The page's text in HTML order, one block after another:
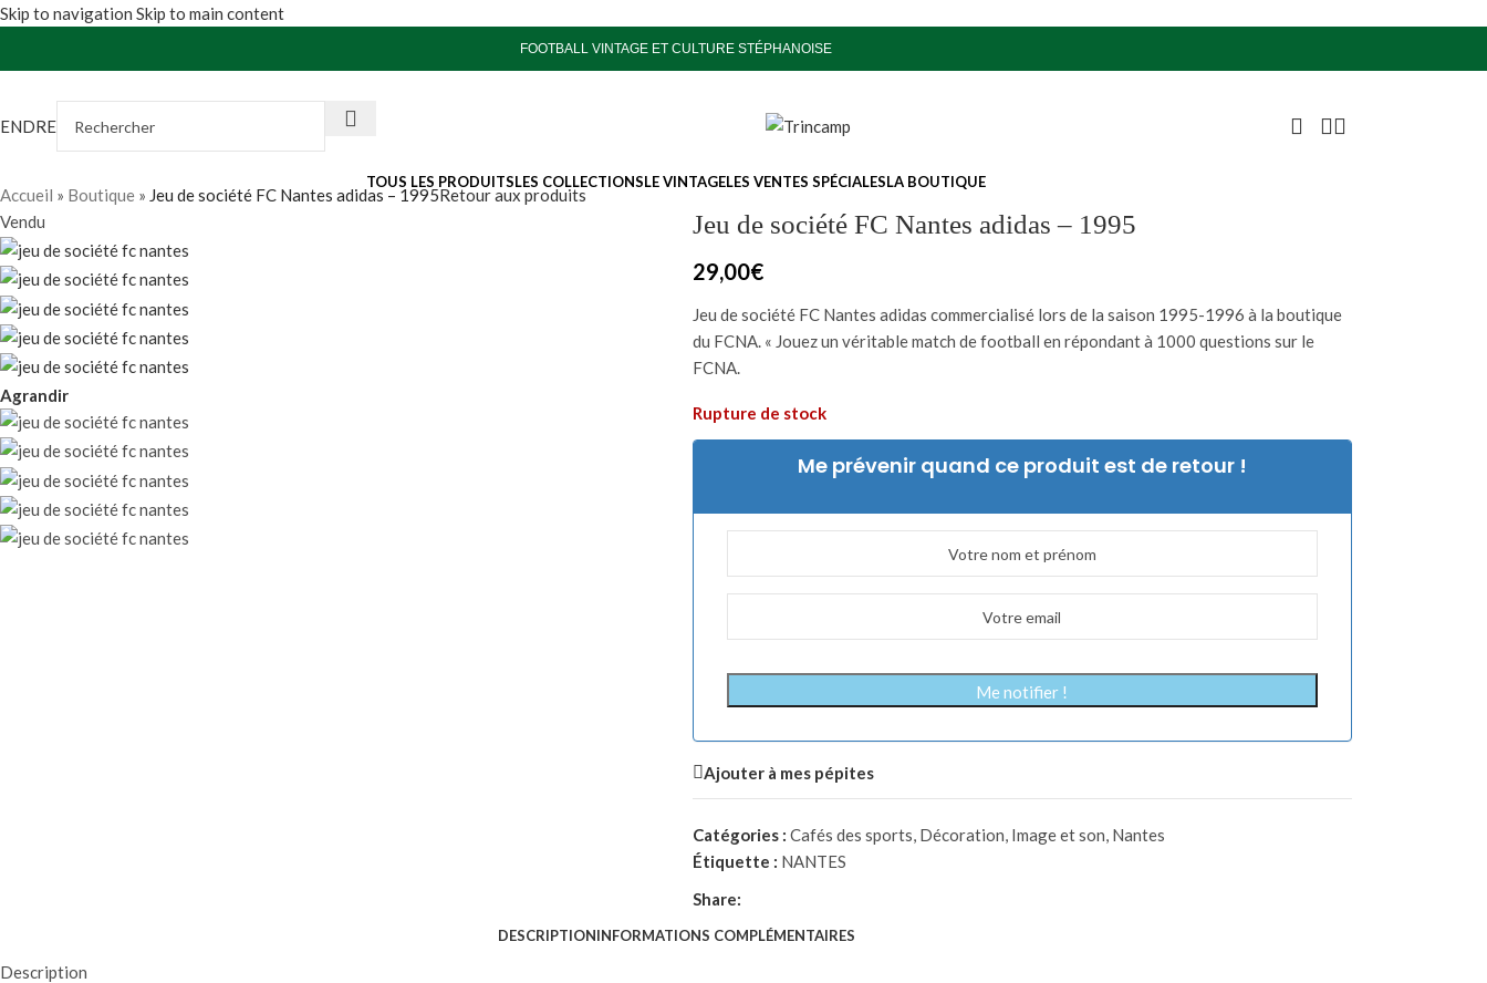
Skip to navigation Skip to main content
FOOTBALL VINTAGE ET CULTURE STÉPHANOISE
TOUS LES PRODUITSLES COLLECTIONSLE VINTAGELES VENTES SPÉCIALESLA BOUTIQUE
Accueil » Boutique » Jeu de société FC Nantes adidas – 1995Retour aux produits
Vendu
Agrandir
Jeu de société FC Nantes adidas – 1995
29,00€
Jeu de société FC Nantes adidas commercialisé lors de la saison 1995-1996 à la boutique
du FCNA. « Jouez un véritable match de football en répondant à 1000 questions sur le
FCNA.
Rupture de stock
Me prévenir quand ce produit est de retour !
Me notifier !
Ajouter à mes pépites
Catégories : Cafés des sports, Décoration, Image et son, Nantes
Étiquette : NANTES
Share:
DESCRIPTIONINFORMATIONS COMPLÉMENTAIRES
Description